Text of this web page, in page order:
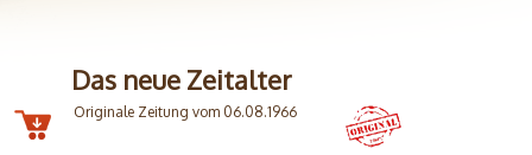
Das neue Zeitalter
Originale Zeitung vom 06.08.1966